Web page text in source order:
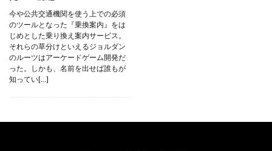
今や公共交通機関を使う上での必須
のツールとなった『乗換案内』をは
じめとした乗り換え案内サービス。
それらの草分けといえるジョルダン
のルーツはアーケードゲーム開発だ
った。しかも、名前を出せば誰もが
知ってい[…]